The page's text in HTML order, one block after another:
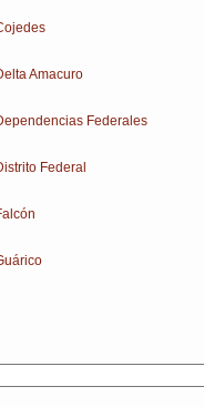
Amacuro
Federales
Federal